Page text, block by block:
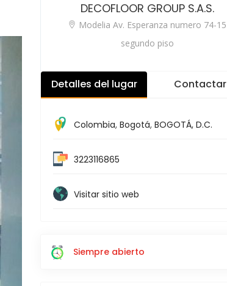
DECOFLOOR GROUP S.A.S.
Modelia Av. Esperanza numero 74-15
segundo piso
Detalles del lugar Contactar
Colombia, Bogotá, BOGOTÁ, D.C.
3223116865
Visitar sitio web
Siempre abierto